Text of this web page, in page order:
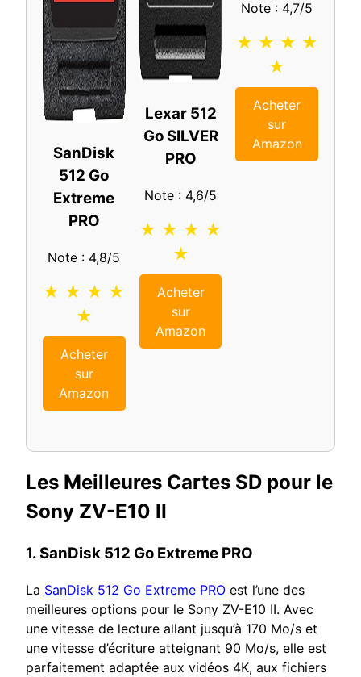
SanDisk
512 Go
Extreme
PRO
Note : 4,8/5
★ ★ ★ ★
★
Acheter
sur
Amazon
Lexar 512
Go SILVER
PRO
Note : 4,6/5
★ ★ ★ ★
★
Acheter
sur
Amazon
Note : 4,7/5
★ ★ ★ ★
★
Acheter
sur
Amazon
Les Meilleures Cartes SD pour le
Sony ZV-E10 II
1.SanDisk 512 Go Extreme PRO
La SanDisk 512 Go Extreme PRO est l’une des
meilleures options pour le Sony ZV-E10 II. Avec
une vitesse de lecture allant jusqu’à 170 Mo/s et
une vitesse d’écriture atteignant 90 Mo/s, elle est
parfaitement adaptée aux vidéos 4K, aux fichiers